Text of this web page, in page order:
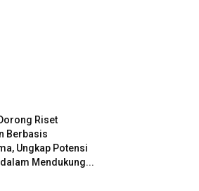
Riset
Berbasis
Ungkap Potensi
Mendukung...